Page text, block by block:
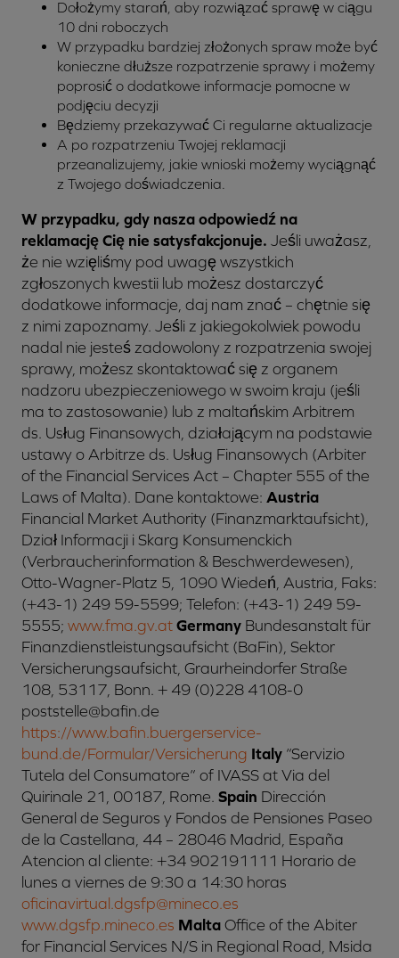
Dołożymy starań, aby rozwiązać sprawę w ciągu
10 dni roboczych
W przypadku bardziej złożonych spraw może być
konieczne dłuższe rozpatrzenie sprawy i możemy
poprosić o dodatkowe informacje pomocne w
podjęciu decyzji
Będziemy przekazywać Ci regularne aktualizacje
A po rozpatrzeniu Twojej reklamacji
przeanalizujemy, jakie wnioski możemy wyciągnąć
z Twojego doświadczenia.
W przypadku, gdy nasza odpowiedź na
reklamację Cię nie satysfakcjonuje. Jeśli uważasz,
że nie wzięliśmy pod uwagę wszystkich
zgłoszonych kwestii lub możesz dostarczyć
dodatkowe informacje, daj nam znać – chętnie się
z nimi zapoznamy. Jeśli z jakiegokolwiek powodu
nadal nie jesteś zadowolony z rozpatrzenia swojej
sprawy, możesz skontaktować się z organem
nadzoru ubezpieczeniowego w swoim kraju (jeśli
ma to zastosowanie) lub z maltańskim Arbitrem
ds. Usług Finansowych, działającym na podstawie
ustawy o Arbitrze ds. Usług Finansowych (Arbiter
of the Financial Services Act – Chapter 555 of the
Laws of Malta). Dane kontaktowe: Austria
Financial Market Authority (Finanzmarktaufsicht),
Dział Informacji i Skarg Konsumenckich
(Verbraucherinformation & Beschwerdewesen),
Otto-Wagner-Platz 5, 1090 Wiedeń, Austria, Faks:
(+43-1) 249 59-5599; Telefon: (+43-1) 249 59-
5555; www.fma.gv.at Germany Bundesanstalt für
Finanzdienstleistungsaufsicht (BaFin), Sektor
Versicherungsaufsicht, Graurheindorfer Straße
108, 53117, Bonn. + 49 (0)228 4108-0
poststelle@bafin.de
https://www.bafin.buergerservice-
bund.de/Formular/Versicherung Italy “Servizio
Tutela del Consumatore“ of IVASS at Via del
Quirinale 21, 00187, Rome. Spain Dirección
General de Seguros y Fondos de Pensiones Paseo
de la Castellana, 44 – 28046 Madrid, España
Atencion al cliente: +34 902191111 Horario de
lunes a viernes de 9:30 a 14:30 horas
oficinavirtual.dgsfp@mineco.es
www.dgsfp.mineco.es Malta Office of the Abiter
for Financial Services N/S in Regional Road, Msida